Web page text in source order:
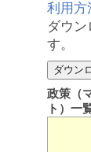
利用方
ダウン
す。
政策（
ト）一